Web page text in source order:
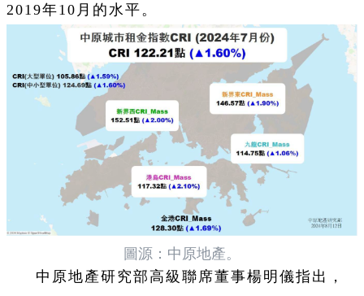
2019年10月的水平。
圖源：中原地產。
中原地產研究部高級聯席董事楊明儀指出，